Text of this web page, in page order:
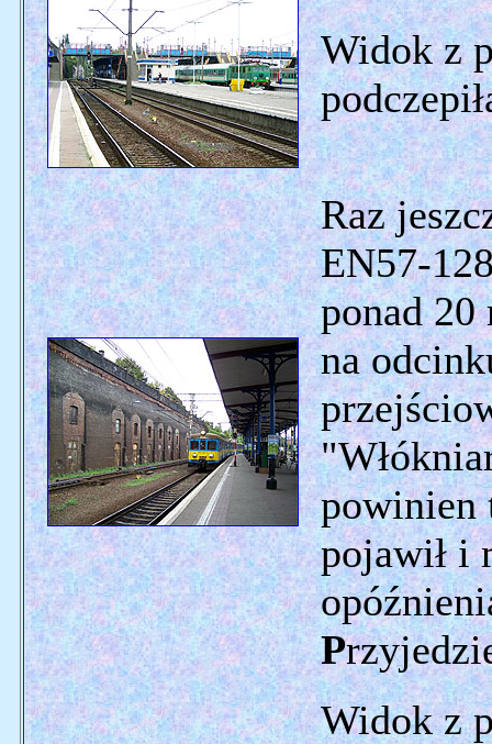
Widok z
Raz
EN57-
ponad
na
powinien
pojawił i
P
Widok z